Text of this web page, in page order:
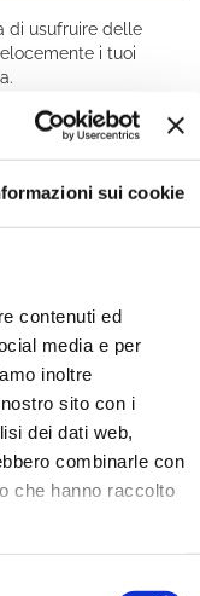
sui cookie
contenuti ed
media e per
inoltre
sito con i
dei dati web,
combinarle con
che hanno raccolto
di usufruire delle
i tuoi